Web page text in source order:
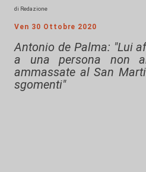
di Redazione
Ven 30 Ottobre 2020
Antonio de Palma: "Lui
a una persona non
ammassate al San
sgomenti"